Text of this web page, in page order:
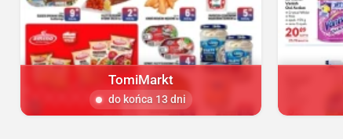
TomiMarkt
do końca 13 dni